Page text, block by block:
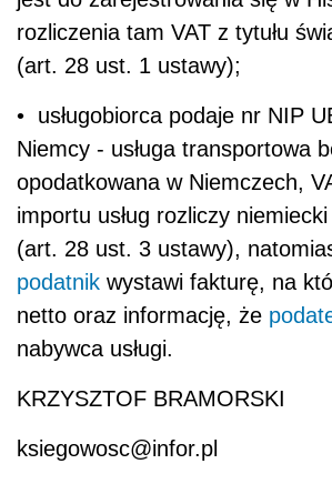
rozliczenia tam VAT z tytułu
(art. 28 ust. 1 ustawy);
• usługobiorca podaje nr NIP
Niemcy - usługa transportowa
opodatkowana w Niemczech,
importu usług rozliczy niemiecki
(art. 28 ust. 3 ustawy),
podatnik wystawi fakturę, na
netto oraz informację, że
nabywca usługi.
KRZYSZTOF BRAMORSKI
ksiegowosc@infor.pl